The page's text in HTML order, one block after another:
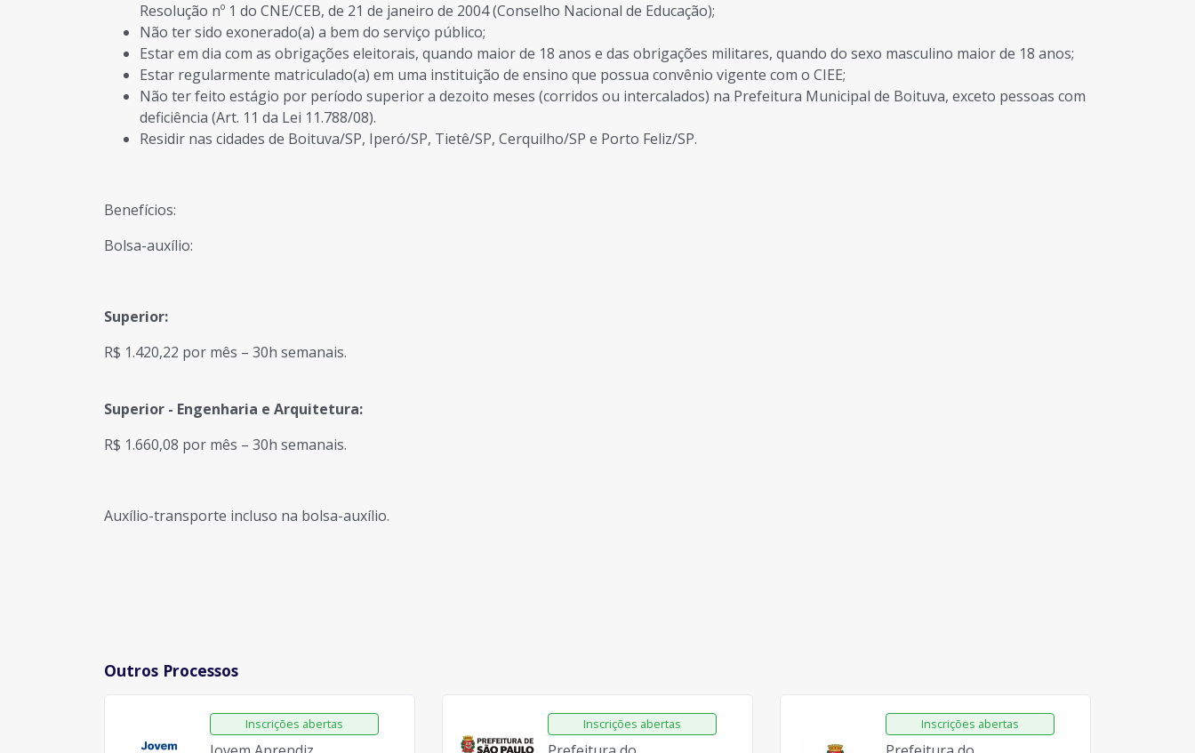
Resolução nº 1 do CNE/CEB, de 21 de janeiro de 2004 (Conselho Nacional de Educação);
Não ter sido exonerado(a) a bem do serviço público;
Estar em dia com as obrigações eleitorais, quando maior de 18 anos e das obrigações militares, quando do sexo masculino maior de 18 anos;
Estar regularmente matriculado(a) em uma instituição de ensino que possua convênio vigente com o CIEE;
Não ter feito estágio por período superior a dezoito meses (corridos ou intercalados) na Prefeitura Municipal de Boituva, exceto pessoas com
deficiência (Art. 11 da Lei 11.788/08).
Residir nas cidades de Boituva/SP, Iperó/SP, Tietê/SP, Cerquilho/SP e Porto Feliz/SP.
Benefícios:
Bolsa-auxílio:
Superior:
R$ 1.420,22 por mês – 30h semanais.
Superior - Engenharia e Arquitetura:
R$ 1.660,08 por mês – 30h semanais.
Auxílio-transporte incluso na bolsa-auxílio.
Outros Processos